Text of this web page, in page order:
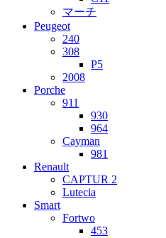
マーチ
Peugeot
240
308
P5
2008
Porche
911
930
964
Cayman
981
Renault
CAPTUR 2
Lutecia
Smart
Fortwo
453